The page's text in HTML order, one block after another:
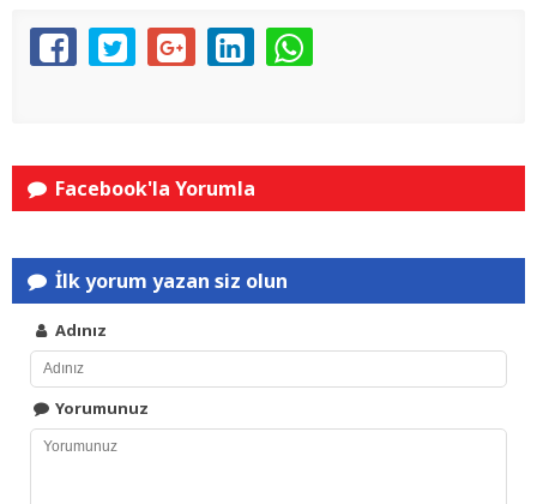
Facebook'la Yorumla
İlk yorum yazan siz olun
Adınız
Yorumunuz